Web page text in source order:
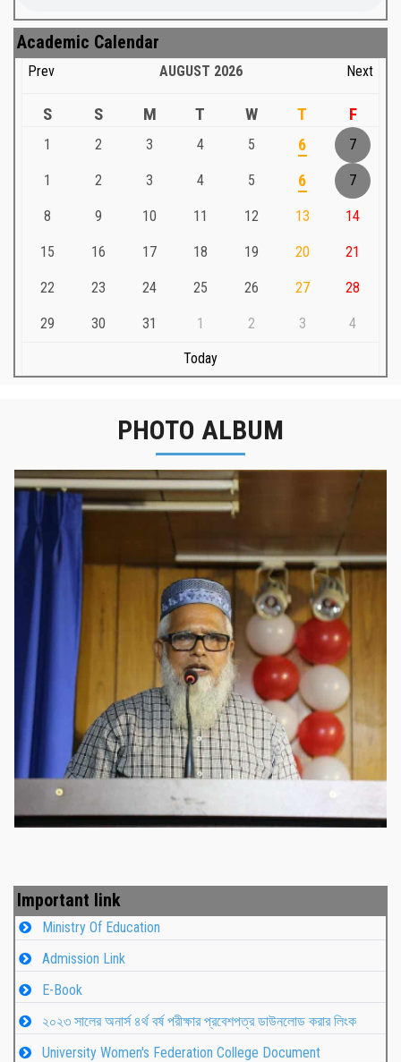
Academic Calendar
Prev AUGUST 2026 Next
S S M T W T F
1 2 3 4 5 6 7
1 2 3 4 5 6 7
8 9 10 11 12 13 14
15 16 17 18 19 20 21
22 23 24 25 26 27 28
29 30 31 1 2 3 4
Today
PHOTO ALBUM
নবীনবরণ - ২০২৫
Important link
Ministry Of Education
Admission Link
E-Book
২০২৩ সালের অনার্স ৪র্থ বর্ষ পরীক্ষার প্রবেশপত্র ডাউনলোড করার লিংক
University Women's Federation College Document